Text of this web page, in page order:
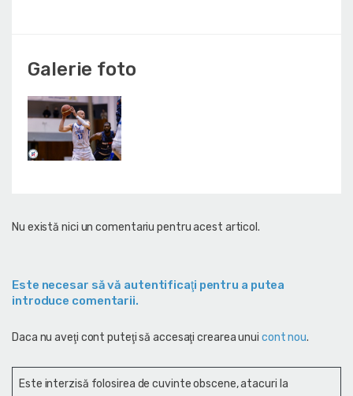
Galerie foto
Nu există nici un comentariu pentru acest articol.
Este necesar să vă autentificaţi pentru a putea
introduce comentarii.
Daca nu aveţi cont puteţi să accesaţi crearea unui cont nou.
Este interzisă folosirea de cuvinte obscene, atacuri la